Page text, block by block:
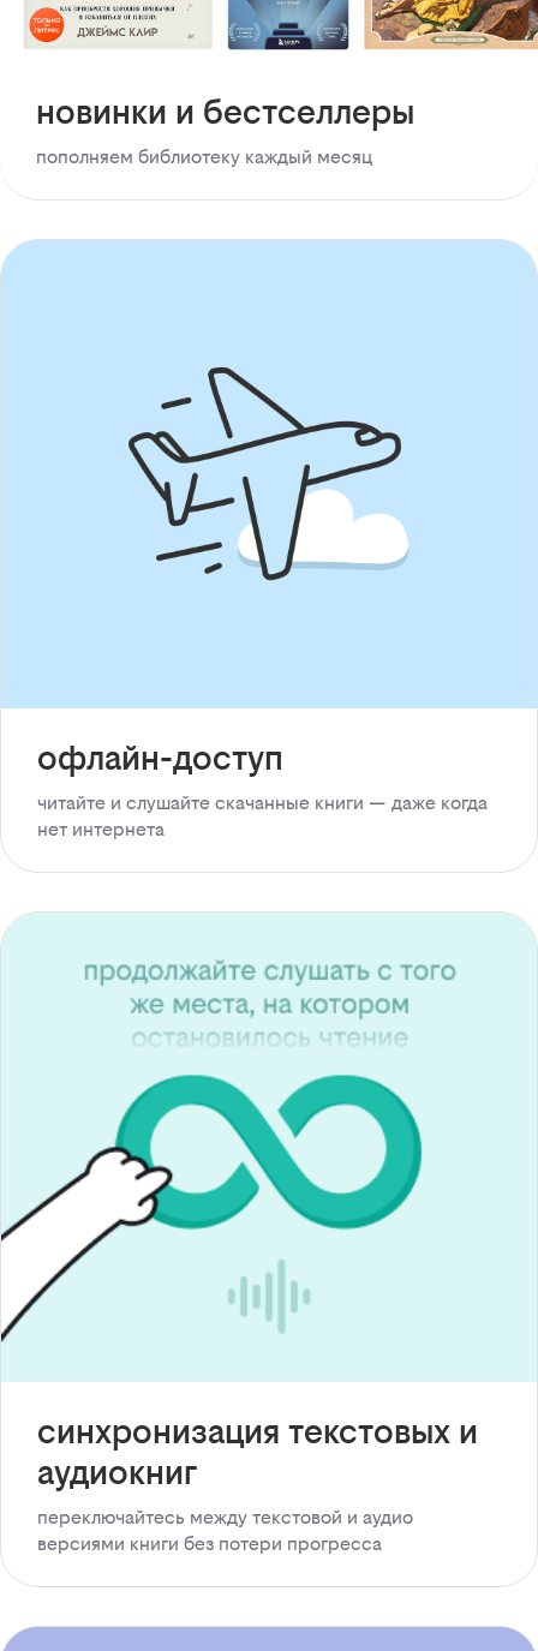
новинки и бестселлеры
пополняем библиотеку каждый месяц
офлайн-доступ
читайте и слушайте скачанные книги — даже когда
нет интернета
синхронизация текстовых и
аудиокниг
переключайтесь между текстовой и аудио
версиями книги без потери прогресса